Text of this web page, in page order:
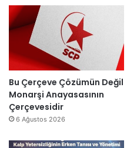
d
i
”
l
l
a
s
o
n
r
a
y
n
Bu Çerçeve Çözümün Değil
Monarşi Anayasasının
Çerçevesidir
6 Ağustos 2026